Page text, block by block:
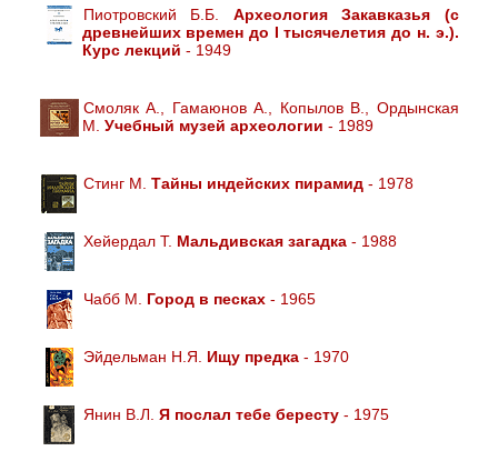
Пиотровский Б.Б. Археология Закавказья (с
древнейших времен до I тысячелетия до н. э.).
Курс лекций - 1949
Смоляк А., Гамаюнов А., Копылов В., Ордынская
М. Учебный музей археологии - 1989
Стинг М. Тайны индейских пирамид- 1978
Хейердал Т. Мальдивская загадка- 1988
Чабб М. Город в песках- 1965
Эйдельман Н.Я. Ищу предка- 1970
Янин В.Л. Я послал тебе бересту- 1975